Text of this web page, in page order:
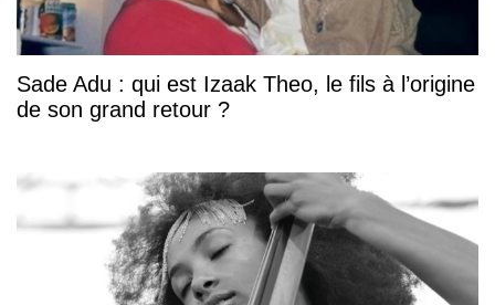
Sade Adu : qui est Izaak Theo, le fils à l’origine
de son grand retour ?